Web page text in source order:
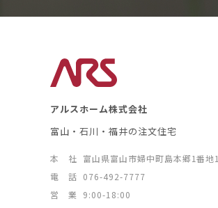
アルスホーム株式会社
富山・石川・福井の注文住宅
本 社 富山県富山市婦中町島本郷1番地1
電 話 076-492-7777
営 業 9:00-18:00